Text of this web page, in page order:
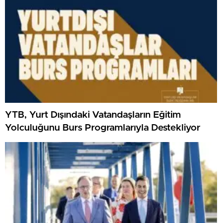
YTB, Yurt Dışındaki Vatandaşların Eğitim
Yolculuğunu Burs Programlarıyla Destekliyor